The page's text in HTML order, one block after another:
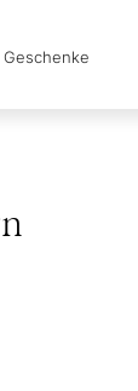
Geschenke